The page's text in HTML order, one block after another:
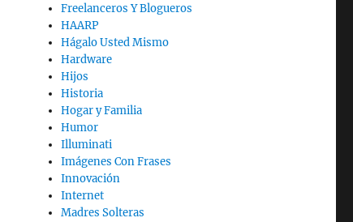
Freelanceros Y Blogueros
HAARP
Hágalo Usted Mismo
Hardware
Hijos
Historia
Hogar y Familia
Humor
Illuminati
Imágenes Con Frases
Innovación
Internet
Madres Solteras